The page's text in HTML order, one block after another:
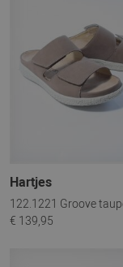
Hartjes
122.1221 Groove
€ 139,95